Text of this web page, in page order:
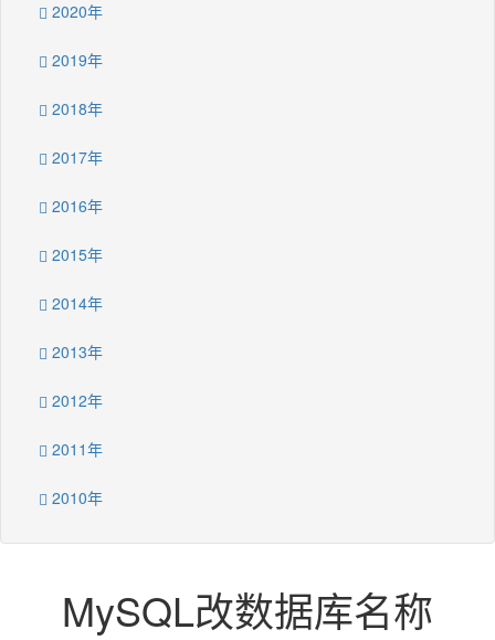
2020年
2019年
2018年
2017年
2016年
2015年
2014年
2013年
2012年
2011年
2010年
MySQL改数据库名称